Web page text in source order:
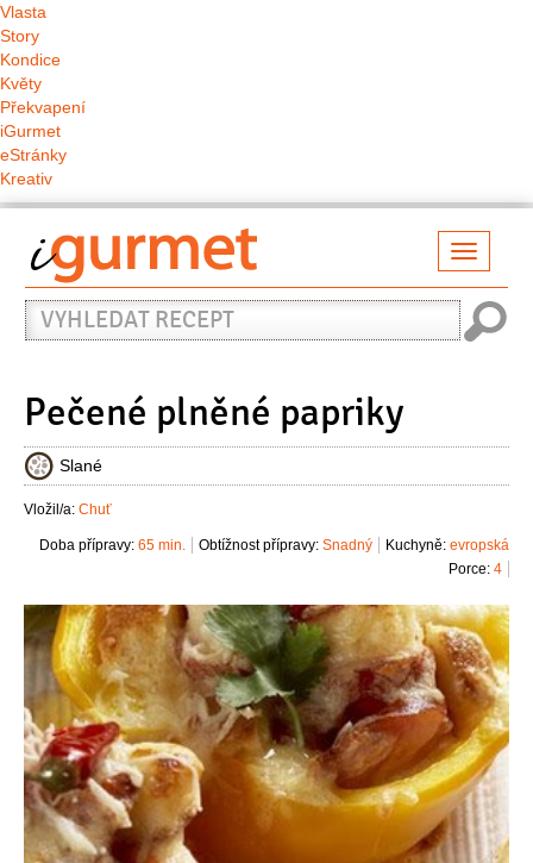
Vlasta
Story
Kondice
Květy
Překvapení
iGurmet
eStránky
Kreativ
Vyhledat
recept
Pečené plněné papriky
Slané
Vložil/a: Chuť
Kuchyně: evropská
Obtížnost přípravy: Snadný
Doba přípravy: 65 min.
Porce: 4